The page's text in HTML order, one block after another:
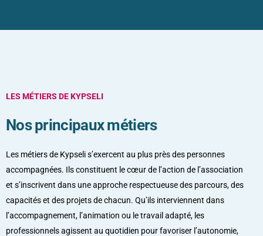
LES MÉTIERS DE KYPSELI
Nos principauxmétiers
Les métiers de Kypseli s’exercent au plus près des personnes
accompagnées. Ils constituent le cœur de l’action de l’association
et s’inscrivent dans une approche respectueuse des parcours, des
capacités et des projets de chacun. Qu’ils interviennent dans
l’accompagnement, l’animation ou le travail adapté, les
professionnels agissent au quotidien pour favoriser l’autonomie,